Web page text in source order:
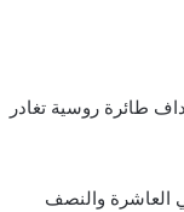
طائرة روسية تغادر
العاشرة والنصف